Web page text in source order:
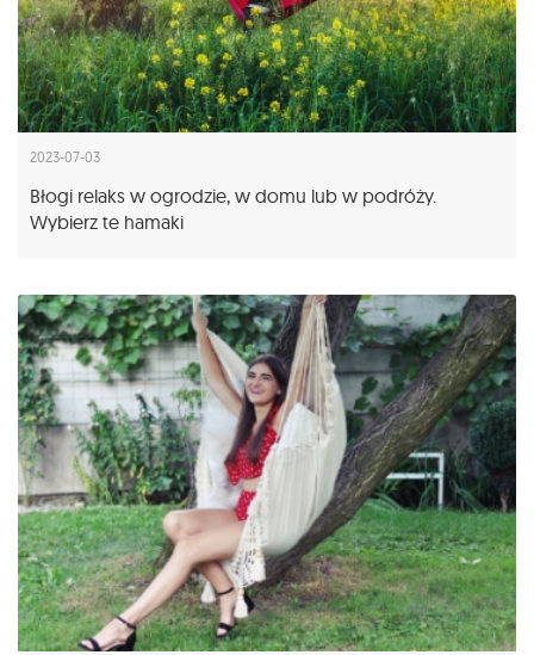
2023-07-03
Błogi relaks w ogrodzie, w domu lub w podróży.
Wybierz te hamaki